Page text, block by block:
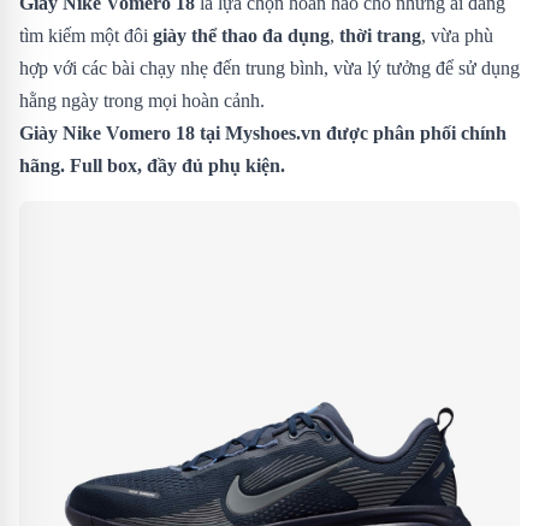
tìm kiếm một đôi giày thể thao đa dụng, thời trang, vừa phù
hợp với các bài chạy nhẹ đến trung bình, vừa lý tưởng để sử dụng
hằng ngày trong mọi hoàn cảnh.
Giày Nike Vomero 18 tại Myshoes.vn được phân phối chính
hãng. Full box, đầy đủ phụ kiện.